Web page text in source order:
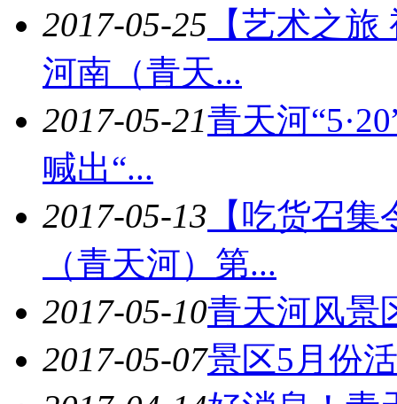
2017-05-25 【艺术之
河南（青天...
2017-05-21青天河
喊出“...
2017-05-13 【吃货召
（青天河）第...
2017-05-10青天河风景
2017-05-07景区5月份